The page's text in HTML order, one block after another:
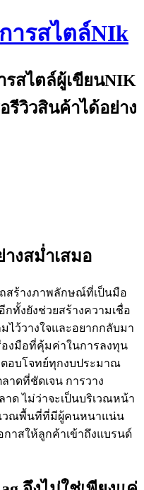
ารสไตล์NIk
รสไตล์ผู้เขียนNIK
รีวิวสินค้าได้อย่าง
างสม่ำเสมอ
สร้างภาพลักษณ์ที่เป็นมือ
ทั้งยังช่วยสร้างความเชื่อ
ไว้วางใจและอยากกลับมา
องมือที่คุ้มค่าในการลงทุน
ตอบโจทย์ทุกงบประมาณ
าดที่ชัดเจน การวาง
าด ไม่ว่าจะเป็นบริเวณหน้า
เวณพื้นที่ที่มีผู้คนหนาแน่น
กาสให้ลูกค้าเข้าถึงแบรนด์